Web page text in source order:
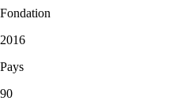
Fondation
2016
Pays
90